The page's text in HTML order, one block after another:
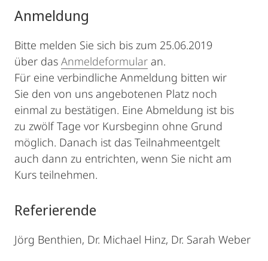
Anmeldung
Bitte melden Sie sich bis zum 25.06.2019
über das Anmeldeformular an.
Für eine verbindliche Anmeldung bitten wir
Sie den von uns angebotenen Platz noch
einmal zu bestätigen. Eine Abmeldung ist bis
zu zwölf Tage vor Kursbeginn ohne Grund
möglich. Danach ist das Teilnahmeentgelt
auch dann zu entrichten, wenn Sie nicht am
Kurs teilnehmen.
Referierende
Jörg Benthien, Dr. Michael Hinz, Dr. Sarah Weber